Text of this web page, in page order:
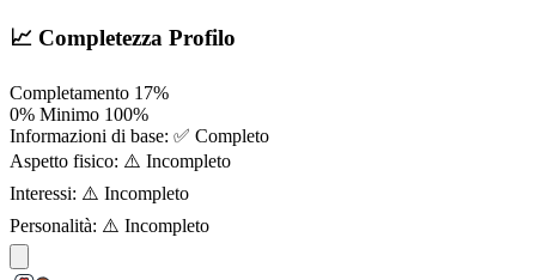
📈 Completezza Profilo
Completamento 17%
0% Minimo 100%
Informazioni di base: ✅ Completo
Aspetto fisico: ⚠️ Incompleto
Interessi: ⚠️ Incompleto
Personalità: ⚠️ Incompleto